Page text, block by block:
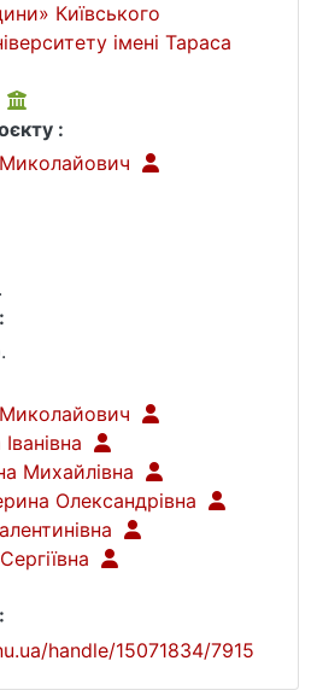
Київського
імені Тараса
:
Михайлівна
Олександрівна
handle/15071834/7915